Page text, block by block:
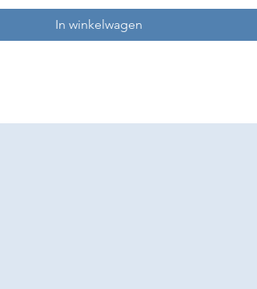
In winkelwagen